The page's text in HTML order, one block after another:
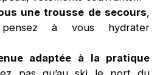
une trousse de secours
à vous hydrater
adaptée à la pratique